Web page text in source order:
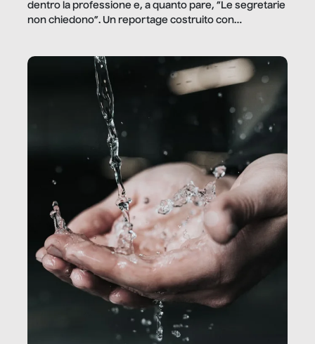
dentro la professione e, a quanto pare, “Le segretarie
non chiedono”. Un reportage costruito con